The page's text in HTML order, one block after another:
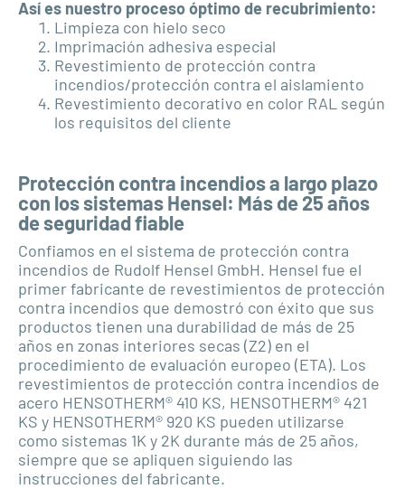
Así es nuestro proceso óptimo de recubrimiento:
Limpieza con hielo seco
Imprimación adhesiva especial
Revestimiento de protección contra
incendios/protección contra el aislamiento
Revestimiento decorativo en color RAL según
los requisitos del cliente
Protección contra incendios a largo plazo
con los sistemas Hensel: Más de 25 años
de seguridad fiable
Confiamos en el sistema de protección contra
incendios de Rudolf Hensel GmbH. Hensel fue el
primer fabricante de revestimientos de protección
contra incendios que demostró con éxito que sus
productos tienen una durabilidad de más de 25
años en zonas interiores secas (Z2) en el
procedimiento de evaluación europeo (ETA). Los
revestimientos de protección contra incendios de
acero HENSOTHERM® 410 KS, HENSOTHERM® 421
KS y HENSOTHERM® 920 KS pueden utilizarse
como sistemas 1K y 2K durante más de 25 años,
siempre que se apliquen siguiendo las
instrucciones del fabricante.